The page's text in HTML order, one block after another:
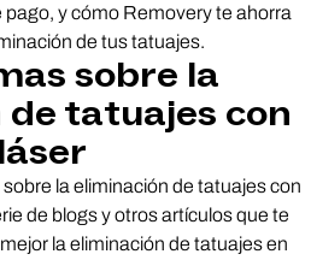
y cómo Removery te ahorra
de tus tatuajes.
sobre la
tatuajes con
láser
la eliminación de tatuajes con
de blogs y otros artículos que te
la eliminación de tatuajes en